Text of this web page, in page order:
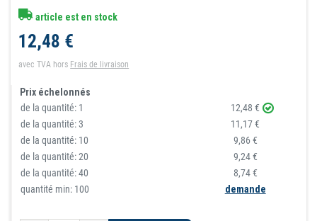
article est en stock
12,48 €
avec TVA hors Frais de livraison
Prix échelonnés
de la quantité: 1
12,48 €
de la quantité:3
11,17 €
de la quantité: 10
9,86 €
de la quantité:20
9,24 €
de la quantité:40
8,74 €
quantité min: 100
demande